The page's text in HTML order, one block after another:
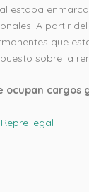
estaba
A partir
que
sobre la
ocupan cargos
legal